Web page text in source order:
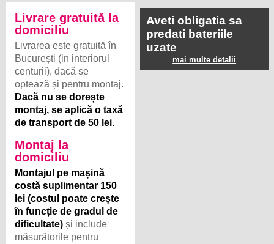
Livrare gratuită la
domiciliu
Livrarea este gratuită în
București (in interiorul
centurii), dacă se
optează și pentru montaj.
Dacă nu se dorește
montaj, se aplică o taxă
de transport de 50 lei.
Montaj la
domiciliu
Montajul pe mașină
costă suplimentar 150
lei (costul poate crește
în funcție de gradul de
dificultate) și include
măsurătorile pentru
Aveti obligatia sa
predati bateriile
uzate
mai multe detalii